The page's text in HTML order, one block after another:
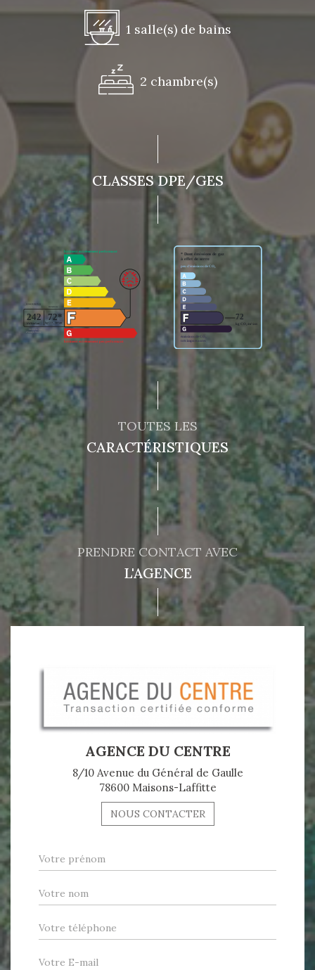
1 salle(s) de bains
2 chambre(s)
CLASSES DPE/GES
TOUTES LES
CARACTÉRISTIQUES
PRENDRE CONTACT AVEC
L'AGENCE
AGENCE DU CENTRE
8/10 Avenue du Général de Gaulle
78600 Maisons-Laffitte
NOUS CONTACTER